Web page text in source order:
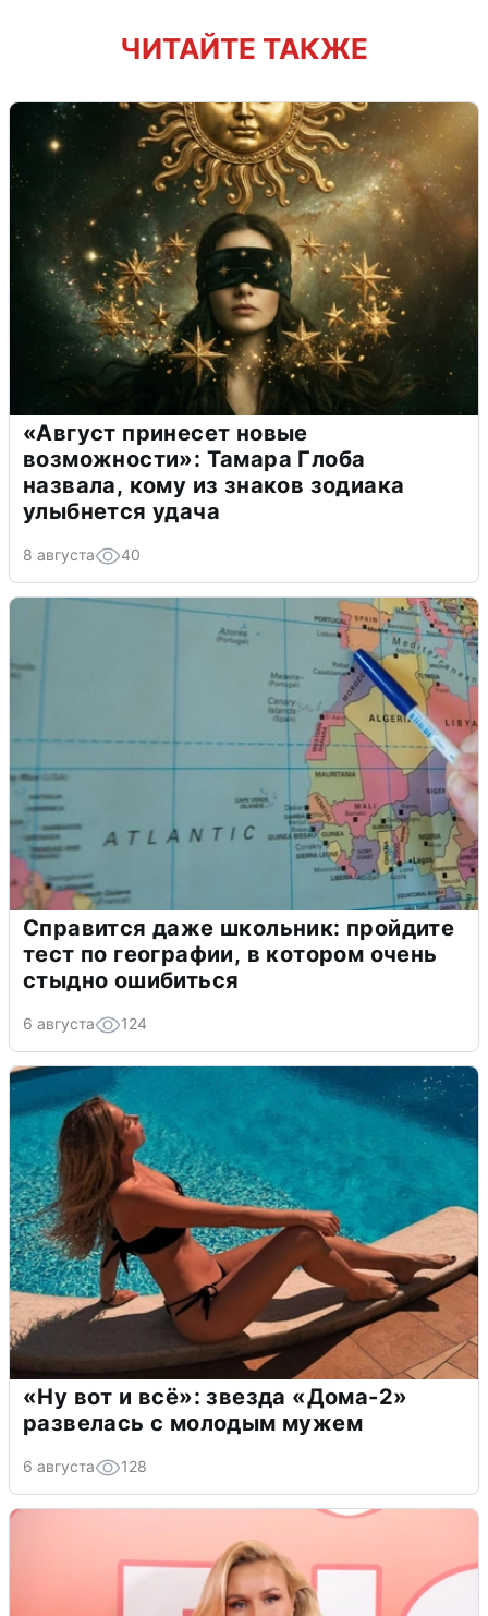
ЧИТАЙТЕ ТАКЖЕ
«Август принесет новые
возможности»: Тамара Глоба
назвала, кому из знаков зодиака
улыбнется удача
8 августа 40
Справится даже школьник: пройдите
тест по географии, в котором очень
стыдно ошибиться
6 августа 124
«Ну вот и всё»: звезда «Дома-2»
развелась с молодым мужем
6 августа 128